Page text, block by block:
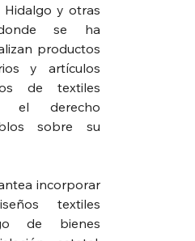
Hidalgo y otras
se ha
productos
y artículos
de textiles
el derecho
sobre su
incorporar
textiles
de bienes